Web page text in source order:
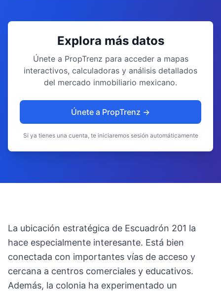
Explora más datos
Únete a PropTrenz para acceder a mapas
interactivos, calculadoras y análisis detallados
del mercado inmobiliario mexicano.
Únete a PropTrenz →
Si ya tienes una cuenta, te iniciaremos sesión automáticamente
La ubicación estratégica de Escuadrón 201 la
hace especialmente interesante. Está bien
conectada con importantes vías de acceso y
cercana a centros comerciales y educativos.
Además, la colonia ha experimentado un